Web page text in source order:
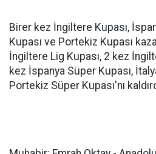
Birer kez İngiltere Kupası,
Kupası ve Portekiz Kupası
İngiltere Lig Kupası, 2 kez
kez İspanya Süper Kupası,
Portekiz Süper Kupası'nı